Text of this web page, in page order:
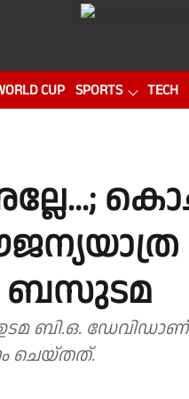
CUP SPORTS TECH
ബസുടമ
ബി.ഒ.
ചെയ്തത്.